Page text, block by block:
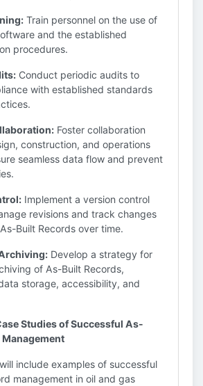
Train personnel on the use of
and the established
procedures.
Conduct periodic audits to
with established standards
Foster collaboration
construction, and operations
seamless data flow and prevent
Implement a version control
revisions and track changes
Built Records over time.
Develop a strategy for
of As-Built Records,
storage, accessibility, and
Studies of Successful As-
Management
include examples of successful
management in oil and gas